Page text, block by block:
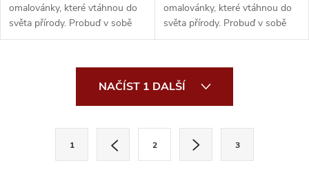
omalovánky, které vtáhnou do
světa přírody. Probuď v sobě
umělce a rozhodni, zda bude
reality nebo se ve výsledku
omalovánky, které vtáhnou do
světa přírody. Probuď v sobě
umělce a rozhodni, zda bude
reality nebo se ve výsledku
zobrazí...
NAČÍST 1 DALŠÍ
1 2 3